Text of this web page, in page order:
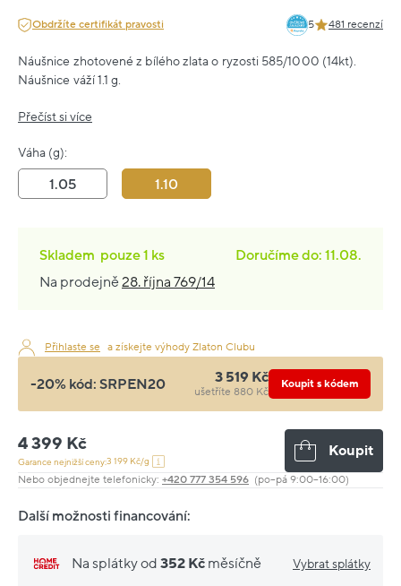
Obdržíte certifikát pravosti 5 481 recenzí
Náušnice zhotovené z bílého zlata o ryzosti 585/1000 (14kt).
Náušnice váží 1.1 g.
Přečíst si více
Váha (g):
1.05 1.10
Skladem pouze1 ks
Doručíme do: 11.08.
Na prodejně28. října 769/14
Přihlaste se a získejte výhody Zlaton Clubu
-20% kód: SRPEN20 3 519 Kč
ušetříte 880 Kč
Koupit s kódem
4 399 Kč
Garance nejnižší ceny:3 199 Kč/g
Koupit
Nebo objednejte telefonicky: +420 777 354 596 (po–pá 9:00–16:00)
Další možnosti financování:
Na splátky od 352 Kč měsíčně Vybrat splátky